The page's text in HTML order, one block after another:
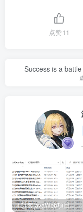
点赞11
Success is a
161套javaWeb项目源码免费分享